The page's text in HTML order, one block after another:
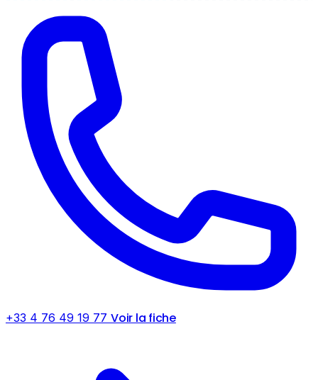
+33 4 76 49 19 77 Voir la fiche